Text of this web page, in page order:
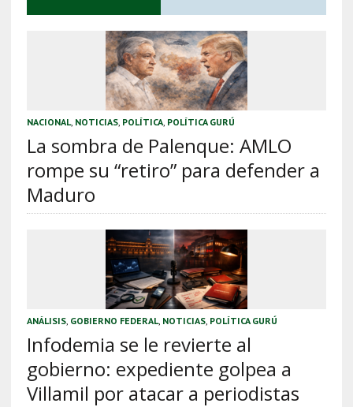
NACIONAL, NOTICIAS, POLÍTICA, POLÍTICA GURÚ
La sombra de Palenque: AMLO
rompe su “retiro” para defender a
Maduro
ANÁLISIS, GOBIERNO FEDERAL, NOTICIAS, POLÍTICA GURÚ
Infodemia se le revierte al
gobierno: expediente golpea a
Villamil por atacar a periodistas